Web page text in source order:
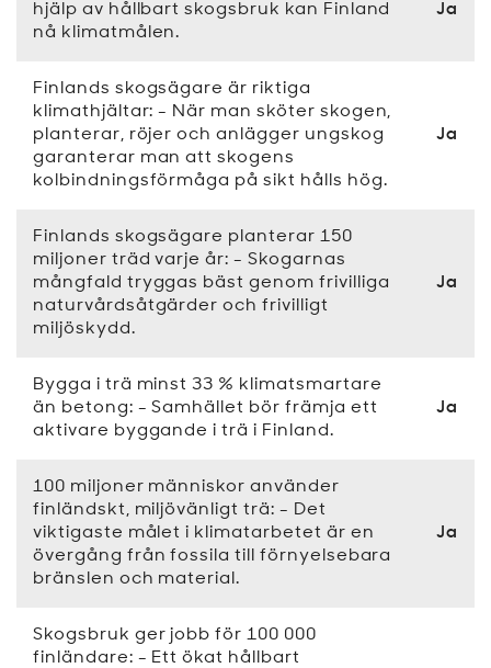
hjälp av hållbart skogsbruk kan Finland
nå klimatmålen.
Ja
Finlands skogsägare är riktiga
klimathjältar: - När man sköter skogen,
planterar, röjer och anlägger ungskog
garanterar man att skogens
kolbindningsförmåga på sikt hålls hög.
Ja
Finlands skogsägare planterar 150
miljoner träd varje år: - Skogarnas
mångfald tryggas bäst genom frivilliga
naturvårdsåtgärder och frivilligt
miljöskydd.
Ja
Bygga i trä minst 33 % klimatsmartare
än betong: - Samhället bör främja ett
aktivare byggande i trä i Finland.
Ja
100 miljoner människor använder
finländskt, miljövänligt trä: - Det
viktigaste målet i klimatarbetet är en
övergång från fossila till förnyelsebara
bränslen och material.
Ja
Skogsbruk ger jobb för 100 000
finländare: - Ett ökat hållbart